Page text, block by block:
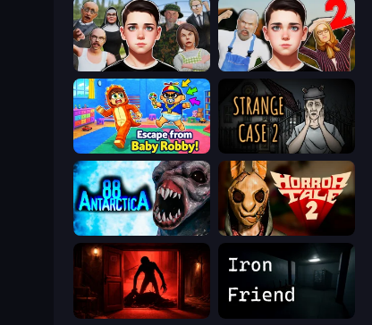
Schoolboy Escape: Runaway Schoolboy Escape 2
Escape From Baby Robby! Escape Room: Strange Case 2
Antarctica 88
Doors Castle